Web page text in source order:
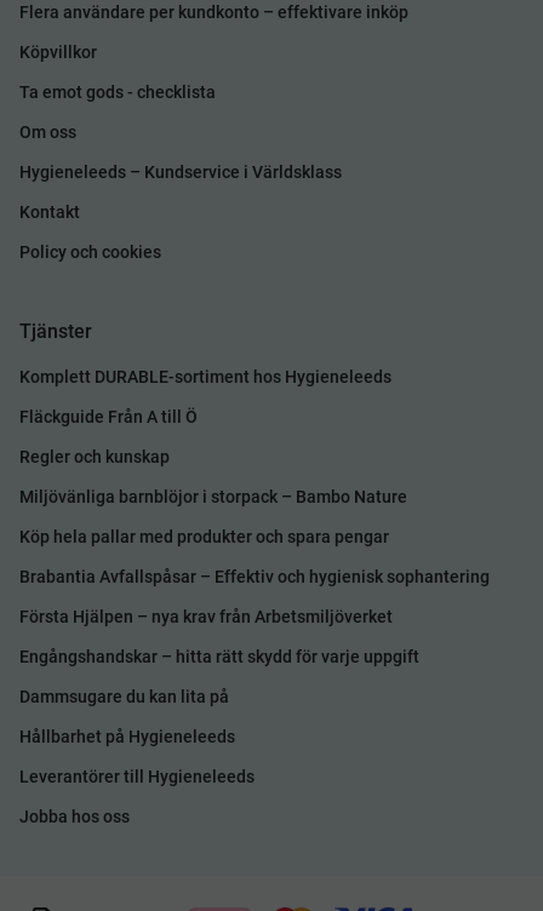
Flera användare per kundkonto – effektivare inköp
Köpvillkor
Ta emot gods - checklista
Om oss
Hygieneleeds – Kundservice i Världsklass
Kontakt
Policy och cookies
Tjänster
Komplett DURABLE-sortiment hos Hygieneleeds
Fläckguide Från A till Ö
Regler och kunskap
Miljövänliga barnblöjor i storpack – Bambo Nature
Köp hela pallar med produkter och spara pengar
Brabantia Avfallspåsar – Effektiv och hygienisk sophantering
Första Hjälpen – nya krav från Arbetsmiljöverket
Engångshandskar – hitta rätt skydd för varje uppgift
Dammsugare du kan lita på
Hållbarhet på Hygieneleeds
Leverantörer till Hygieneleeds
Jobba hos oss